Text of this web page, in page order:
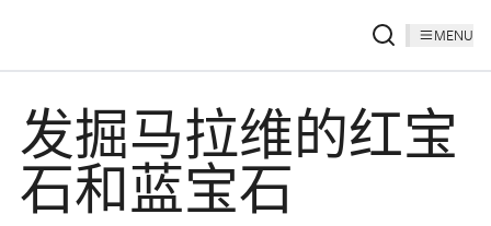
MENU
发掘马拉维的红宝
石和蓝宝石